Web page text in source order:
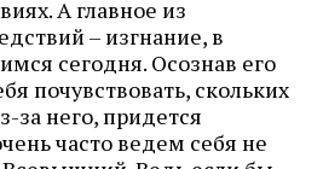
А главное из
– изгнание, в
сегодня. Осознав его
почувствовать, скольких
него, придется
часто ведем себя не